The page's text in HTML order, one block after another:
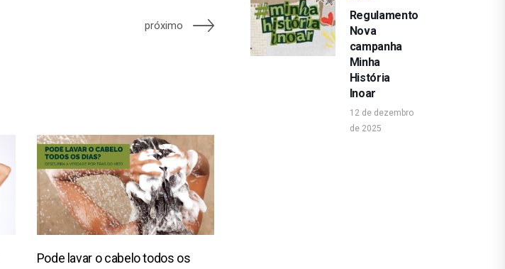
próximo
Pode lavar o cabelo todos os
Regulamento
Nova
campanha
Minha
História
Inoar
12 de dezembro
de 2025